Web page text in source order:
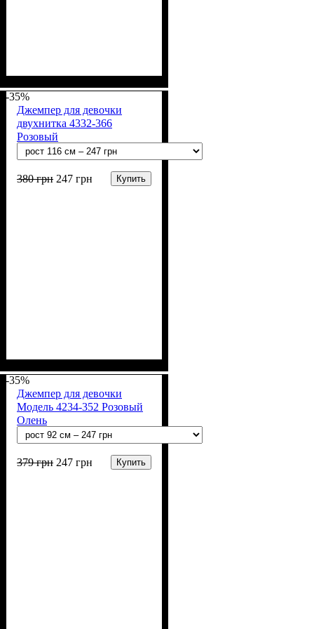
6% лайкра)
-35%
Джемпер для девочки
двухнитка 4332-366
Розовый
380грн 247 грн Купить
б, 6% лайкра)
-35%
Джемпер для девочки
Модель 4234-352 Розовый
Олень
379грн 247 грн Купить